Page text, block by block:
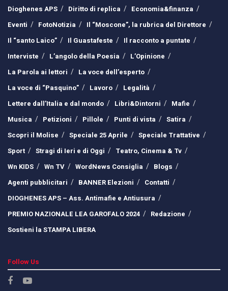
Dioghenes APS
Diritto di replica
Economia&finanza
Eventi
FotoNotizia
Il “Moscone”, la rubrica del Direttore
Il “santo Laico”
Il Guastafeste
Il racconto a puntate
Interviste
L’angolo della Poesia
L’Opinione
La Parola ai lettori
La voce dell’esperto
La voce di “Pasquino”
Lavoro
Legalità
Lettere dall’Italia e dal mondo
Libri&Dintorni
Mafie
Musica
Petizioni Pillole Punti di vista
Satira
Scopri il Molise
Speciale 25 Aprile
Speciale Trattative
Sport
Stragi di Ieri e di Oggi
Teatro, Cinema & Tv
Wn KIDS
Wn TV WordNews Consiglia
Blogs
Agenti pubblicitari
BANNER Elezioni
Contatti
DIOGHENES APS – Ass. Antimafie e Antiusura
PREMIO NAZIONALE LEA GAROFALO 2024
Redazione
Sostieni la STAMPA LIBERA
Follow Us